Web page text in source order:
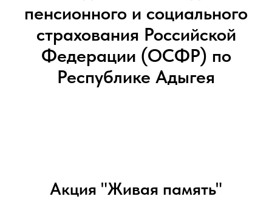
пенсионного и социального
страхования Российской
Федерации (ОСФР) по
Республике Адыгея
Акция "Живая память"